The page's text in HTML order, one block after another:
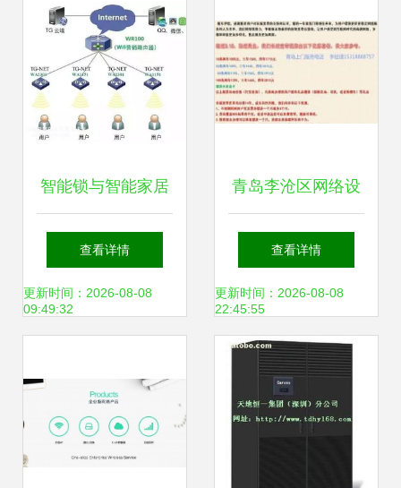
智能锁与智能家居
无线传输协议全解
析
查看详情
更新时间：2026-08-08
09:49:32
青岛李沧区网络设
备交易指南 城际分
类与销售策略解析
（第二章）
查看详情
更新时间：2026-08-08
22:45:55